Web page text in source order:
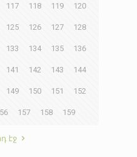
117 118 119 120
125 126 127 128
133 134 135 136
141 142 143 144
149 150 151 152
157 158 159
էջ